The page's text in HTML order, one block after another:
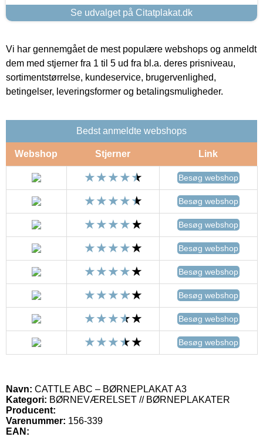
Se udvalget på Citatplakat.dk
Vi har gennemgået de mest populære webshops og anmeldt
dem med stjerner fra 1 til 5 ud fra bl.a. deres prisniveau,
sortimentstørrelse, kundeservice, brugervenlighed,
betingelser, leveringsformer og betalingsmuligheder.
Bedst anmeldte webshops
Webshop Stjerner Link
Besøg webshop
Besøg webshop
Besøg webshop
Besøg webshop
Besøg webshop
Besøg webshop
Besøg webshop
Besøg webshop
Navn: CATTLE ABC – BØRNEPLAKAT A3
Kategori: BØRNEVÆRELSET // BØRNEPLAKATER
Producent:
Varenummer: 156-339
EAN: